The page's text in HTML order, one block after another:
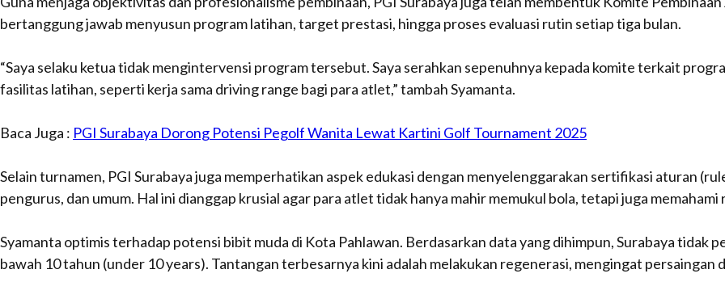
bertanggung jawab menyusun program latihan, target prestasi, hingga proses evaluasi rutin setiap tiga bulan.
“Saya selaku ketua tidak mengintervensi program tersebut. Saya serahkan sepenuhnya kepada komite terkait
fasilitas latihan, seperti kerja sama driving range bagi para atlet,” tambah Syamanta.
Baca Juga : PGI Surabaya Dorong Potensi Pegolf Wanita Lewat Kartini Golf Tournament 2025
Selain turnamen, PGI Surabaya juga memperhatikan aspek edukasi dengan menyelenggarakan sertifikasi aturan (
pengurus, dan umum. Hal ini dianggap krusial agar para atlet tidak hanya mahir memukul bola, tetapi juga
Syamanta optimis terhadap potensi bibit muda di Kota Pahlawan. Berdasarkan data yang dihimpun, Surabaya tidak
bawah 10 tahun (under 10 years). Tantangan terbesarnya kini adalah melakukan regenerasi, mengingat persaingan